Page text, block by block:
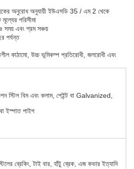
অনুরোধ অনুযায়ী ইউএসডি 35 / এম 2 থেকে
পরিসীমা
সময় এবং শ্রম সঞ্চয়
পর্যন্ত
কাঠামো, উচ্চ ভূমিকম্প প্রতিরোধী, জলরোধী এবং
বিম এবং কলাম, পেইন্ট বা Galvanized,
ইস্পাত পাইপ
ব্রেকিং, টাই বার, হাঁটু ব্রেক, এজ কভার ইত্যাদি